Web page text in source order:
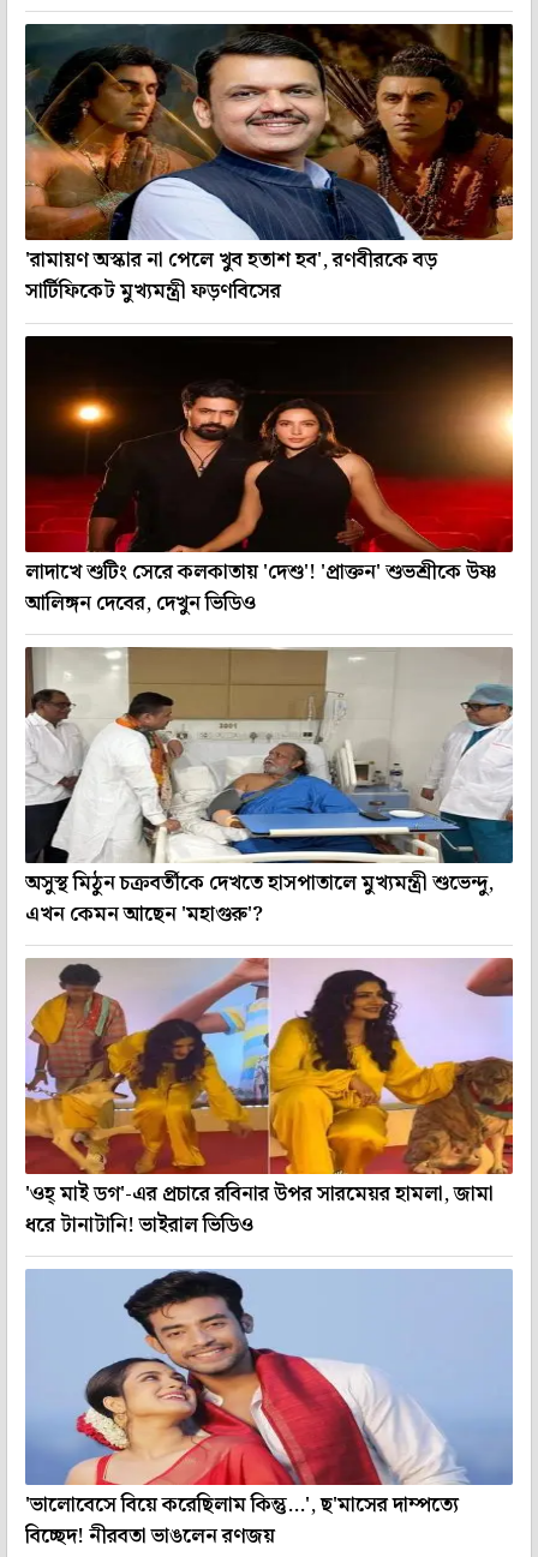
'রামায়ণ অস্কার না পেলে খুব হতাশ হব', রণবীরকে বড়
সার্টিফিকেট মুখ্যমন্ত্রী ফড়ণবিসের
লাদাখে শুটিং সেরে কলকাতায় 'দেশু'! 'প্রাক্তন' শুভশ্রীকে উষ্ণ
আলিঙ্গন দেবের, দেখুন ভিডিও
অসুস্থ মিঠুন চক্রবর্তীকে দেখতে হাসপাতালে মুখ্যমন্ত্রী শুভেন্দু,
এখন কেমন আছেন 'মহাগুরু'?
'ওহ্ মাই ডগ'-এর প্রচারে রবিনার উপর সারমেয়র হামলা, জামা
ধরে টানাটানি! ভাইরাল ভিডিও
'ভালোবেসে বিয়ে করেছিলাম কিন্তু...', ছ'মাসের দাম্পত্যে
বিচ্ছেদ! নীরবতা ভাঙলেন রণজয়